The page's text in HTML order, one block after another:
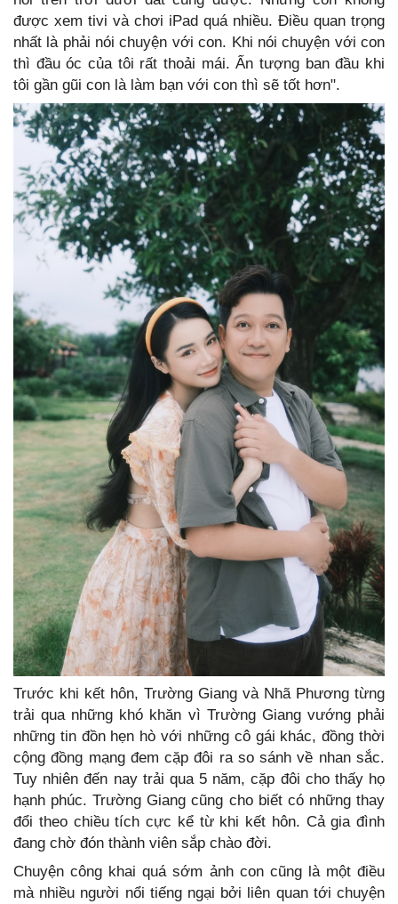
được xem tivi và chơi iPad quá nhiều. Điều quan trọng
nhất là phải nói chuyện với con. Khi nói chuyện với con
thì đầu óc của tôi rất thoải mái. Ấn tượng ban đầu khi
tôi gần gũi con là làm bạn với con thì sẽ tốt hơn".
Trước khi kết hôn, Trường Giang và Nhã Phương từng
trải qua những khó khăn vì Trường Giang vướng phải
những tin đồn hẹn hò với những cô gái khác, đồng thời
cộng đồng mạng đem cặp đôi ra so sánh về nhan sắc.
Tuy nhiên đến nay trải qua 5 năm, cặp đôi cho thấy họ
hạnh phúc. Trường Giang cũng cho biết có những thay
đổi theo chiều tích cực kể từ khi kết hôn. Cả gia đình
đang chờ đón thành viên sắp chào đời.
Chuyện công khai quá sớm ảnh con cũng là một điều
mà nhiều người nổi tiếng ngại bởi liên quan tới chuyện